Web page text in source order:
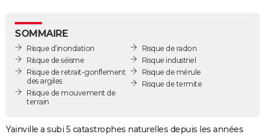
GUIDES D'ACHAT
BONS PLANS
CARTE DE VOEUX
Carte de Noël
Carte Bonne année
Carte Saint-Valentin
Carte Pâques
Carte d'anniversaire
Dictionnaire
Biographies
Citations
Expressions
Proverbes
PROGRAMME TV
SOMMAIRE
Risque d’inondation
Risque de séisme
Risque de retrait-gonflement
des argiles
Risque de mouvement de
terrain
Risque de radon
Risque industriel
Risque de mérule
Risque de termite
Yainville a subi 5 catastrophes naturelles depuis les années